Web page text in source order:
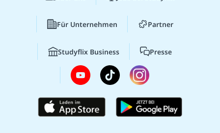
Für Unternehmen Partner
Studyflix Business Presse